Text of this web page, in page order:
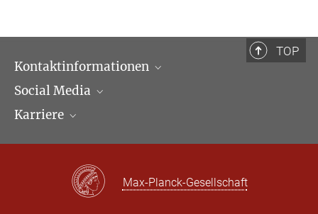
TOP
Kontaktinformationen
Öffnungszeiten & Anfahrt
Ansprechpartner*innen
Social Media
LinkedIn
Karriere
Max Planck Law
Max-Planck-Gesellschaft